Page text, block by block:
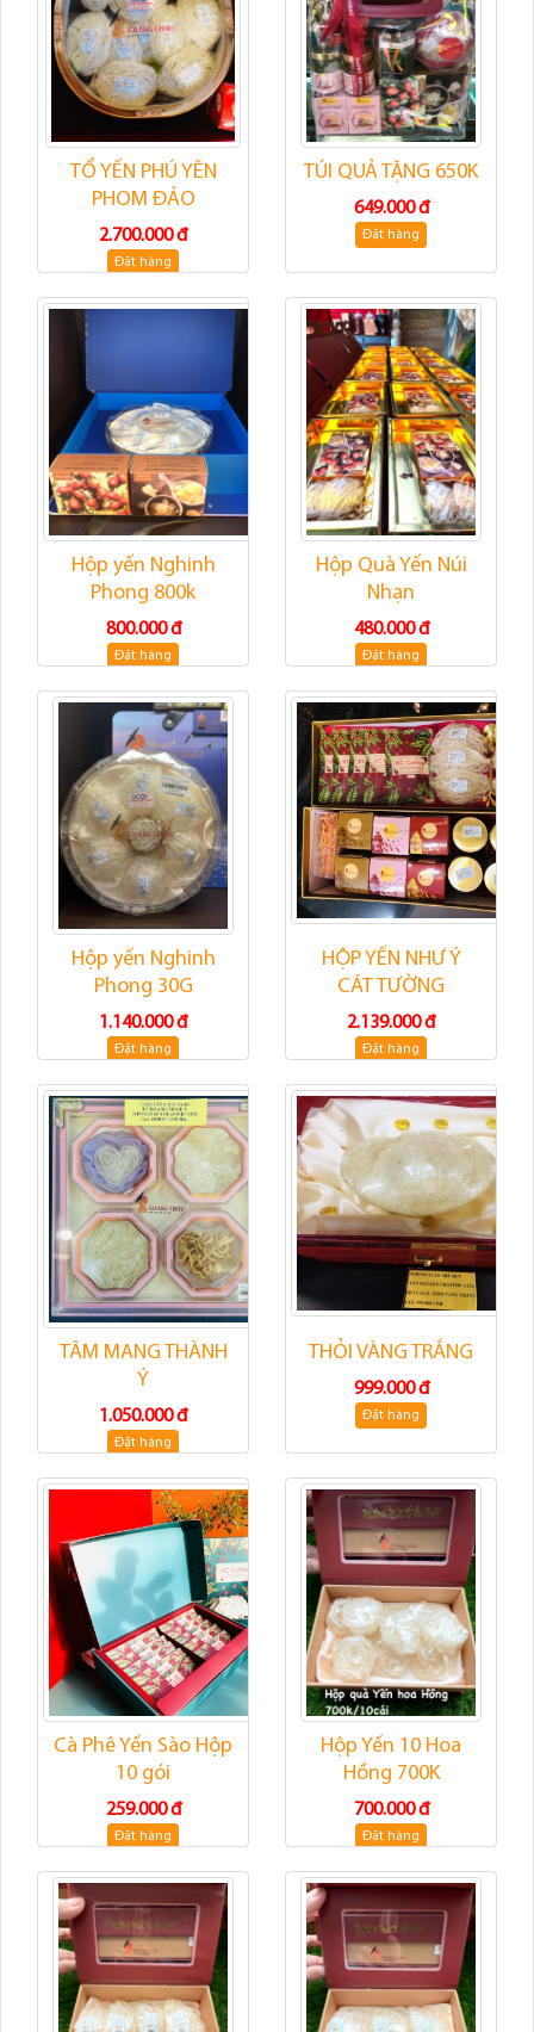
TỔ YẾN PHÚ YÊN
PHOM ĐẢO
2.700.000 đ
Đặt hàng
TÚI QUẢ TẶNG 650K
649.000 đ
Đặt hàng
Hộp yến Nghinh
Phong 800k
800.000 đ
Đặt hàng
Hộp Quà Yến Núi
Nhạn
480.000 đ
Đặt hàng
Hộp yến Nghinh
Phong 30G
1.140.000 đ
Đặt hàng
HỘP YẾN NHƯ Ý
CÁT TƯỜNG
2.139.000 đ
Đặt hàng
TÂM MANG THÀNH
Ý
1.050.000 đ
Đặt hàng
THỎI VÀNG TRẮNG
999.000 đ
Đặt hàng
Cà Phê Yến Sào Hộp
10 gói
259.000 đ
Đặt hàng
Hộp Yến 10 Hoa
Hồng 700K
700.000 đ
Đặt hàng